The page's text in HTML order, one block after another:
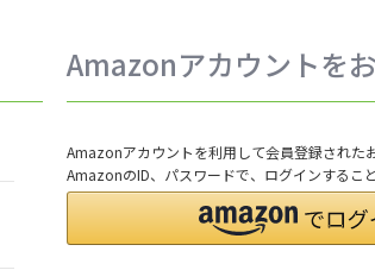
Amazonアカウントを
Amazonアカウントを利用して会員登録されたお
AmazonのID、パスワードで、ログインすること